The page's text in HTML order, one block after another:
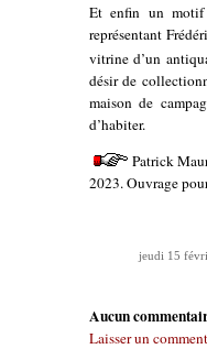
Et enfin un motif
représentant
vitrine d’un
désir de
maison de
d’habiter.
Patrick
2023. Ouvrage
jeudi 15
Aucun
Laisser un